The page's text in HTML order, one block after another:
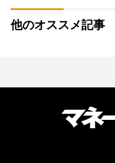
他のオススメ記事